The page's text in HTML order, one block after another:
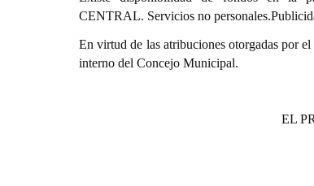
CENTRAL. Servicios no
En virtud de las atribuciones otorgadas por
interno del Concejo Municipal.
EL